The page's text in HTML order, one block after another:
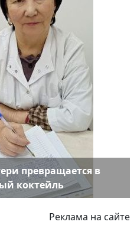
превращается в
коктейль
Реклама на сайте